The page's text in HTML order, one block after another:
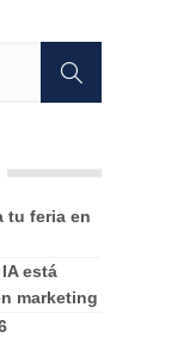
tu feria en
está
marketing